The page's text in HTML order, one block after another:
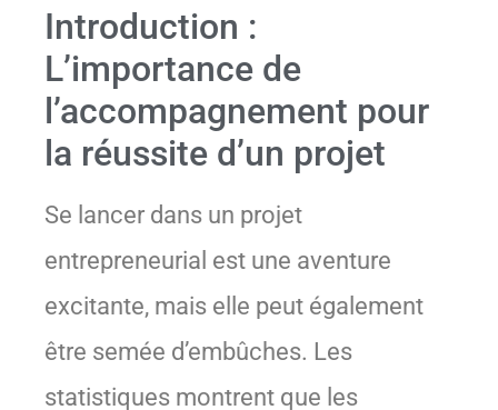
Introduction :
L’importance de
l’accompagnement pour
la réussite d’un projet
Se lancer dans un projet
entrepreneurial est une aventure
excitante, mais elle peut également
être semée d’embûches. Les
statistiques montrent que les